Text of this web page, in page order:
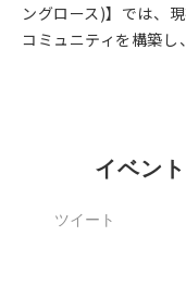
ングロース)】では、
コミュニティを構築し
イベン
ツイート